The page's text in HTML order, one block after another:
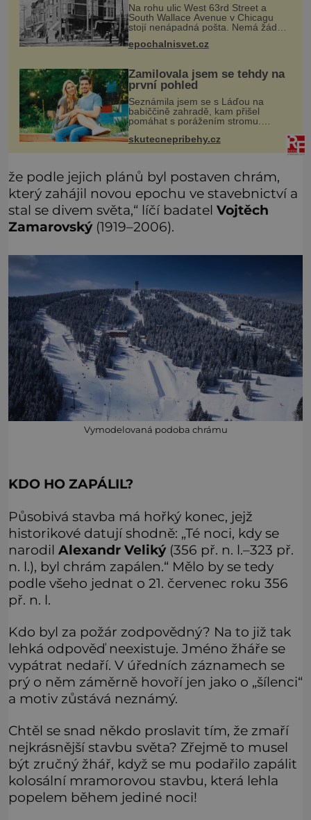
Na rohu ulic West 63rd Street a
South Wallace Avenue v Chicagu
stojí nenápadná pošta. Nemá žádný
speciální nápis ani pamětní desku. A
přesto prý místní zaměstnanci neradi
epochalnisvet.cz
Zamilovala jsem se tehdy na
první pohled
Seznámila jsem se s Láďou na
babiččině zahradě, kam přišel
pomáhat s porážením stromu.
Babička mě před ním ale varovala…
Babička se mě často ptávala, kdy se
už konečně vdám. Dost mě to
skutecnepribehy.cz
že podle jejich plánů byl postaven chrám,
který zahájil novou epochu ve stavebnictví a
stal se divem světa,“ líčí badatel Vojtěch
Zamarovský (1919–2006).
Vymodelovaná podoba chrámu
KDO HO ZAPÁLIL?
Působivá stavba má hořký konec, jejž
historikové datují shodně: „Té noci, kdy se
narodil Alexandr Veliký(356 př. n. l.–323 př.
n. l.), byl chrám zapálen.“ Mělo by se tedy
podle všeho jednat o 21. červenec roku 356
př. n. l.
Kdo byl za požár zodpovědný? Na to již tak
lehká odpověď neexistuje. Jméno žháře se
vypátrat nedaří. V úředních záznamech se
prý o něm záměrně hovoří jen jako o „šílenci“
a motiv zůstává neznámý.
Chtěl se snad někdo proslavit tím, že zmaří
nejkrásnější stavbu světa? Zřejmě to musel
být zručný žhář, když se mu podařilo zapálit
kolosální mramorovou stavbu, která lehla
popelem během jediné noci!